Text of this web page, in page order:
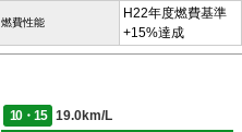
燃費性能
H22年度燃費基準
+15%達成
10・15
19.0km/L